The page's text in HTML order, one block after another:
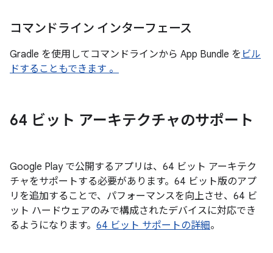
コマンドライン インターフェース
Gradle を使用してコマンドラインから App Bundle を ビル
ドすることもできます 。
64 ビット アーキテクチャのサポート
Google Play で公開するアプリは、64 ビット アーキテク
チャをサポートする必要があります。64 ビット版のアプ
リを追加することで、パフォーマンスを向上させ、64 ビ
ット ハードウェアのみで構成されたデバイスに対応でき
るようになります。 64 ビット サポートの詳細。